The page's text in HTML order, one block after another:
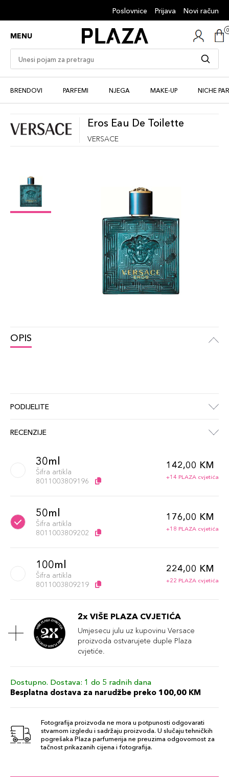
Poslovnice Prijava Novi račun
MENU
BRENDOVI PARFEMI NJEGA MAKE-UP NICHE
Eros Eau De Toilette
VERSACE
OPIS
PODIJELITE
RECENZIJE
30ml
Šifra artikla
8011003809196
142,00 KM
+14 PLAZA cvjetića
50ml
Šifra artikla
8011003809202
176,00 KM
+18 PLAZA cvjetića
100ml
Šifra artikla
8011003809219
224,00 KM
+22 PLAZA cvjetića
2x VIŠE PLAZA CVJETIĆA
Umjesecu julu uz kupovinu Versace
proizvoda ostvarujete duple Plaza
cvjetiće.
Dostupno. Dostava: 1 do 5 radnih dana
Besplatna dostava za narudžbe preko 100,00 KM
Fotografija proizvoda ne mora u potpunosti odgovarati
stvarnom izgledu i sadržaju proizvoda. U slučaju tehničkih
pogrešaka Plaza parfumerija ne preuzima odgovornost za
tačnost prikazanih cijena i fotografija.